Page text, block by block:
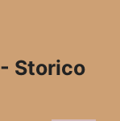
Storico